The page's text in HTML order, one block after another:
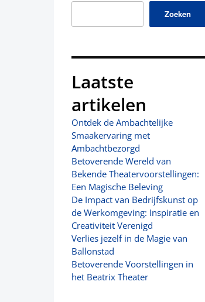
Zoeken
Laatste
artikelen
Ontdek de Ambachtelijke
Smaakervaring met
Ambachtbezorgd
Betoverende Wereld van
Bekende Theatervoorstellingen:
Een Magische Beleving
De Impact van Bedrijfskunst op
de Werkomgeving: Inspiratie en
Creativiteit Verenigd
Verlies jezelf in de Magie van
Ballonstad
Betoverende Voorstellingen in
het Beatrix Theater